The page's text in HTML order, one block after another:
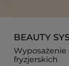
BEAUTY
fryzjerskich